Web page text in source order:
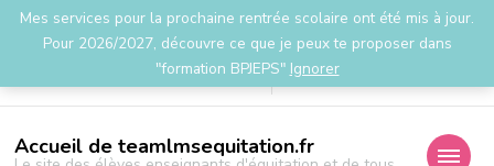
Mes services pour la prochaine rentrée scolaire ont été mis à jour.
Pour 2026/2027, découvre ce que je peux te proposer dans
"formation BPJEPS" Ignorer
la.team.lms@gmail.com
Accueil de teamlmsequitation.fr